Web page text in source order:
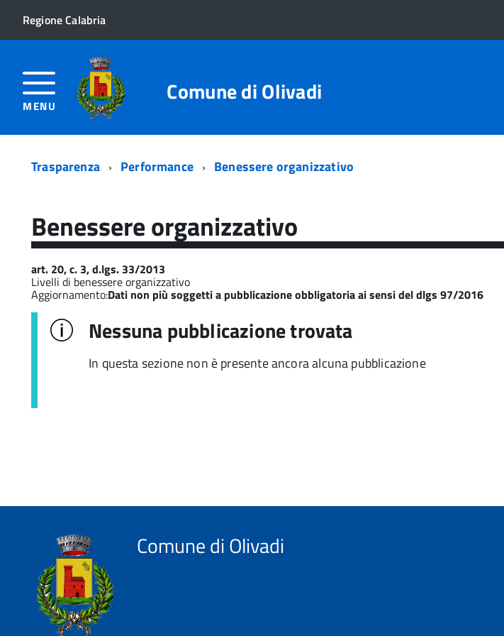
Regione Calabria
MENU Comune di Olivadi
Trasparenza Performance Benessere organizzativo
Benessere organizzativo
art. 20, c. 3, d.lgs. 33/2013
Livelli di benessere organizzativo
Aggiornamento:Dati non più soggetti a pubblicazione obbligatoria ai sensi del dlgs 97/2016
Nessuna pubblicazione trovata
In questa sezione non è presente ancora alcuna pubblicazione
Comune di Olivadi